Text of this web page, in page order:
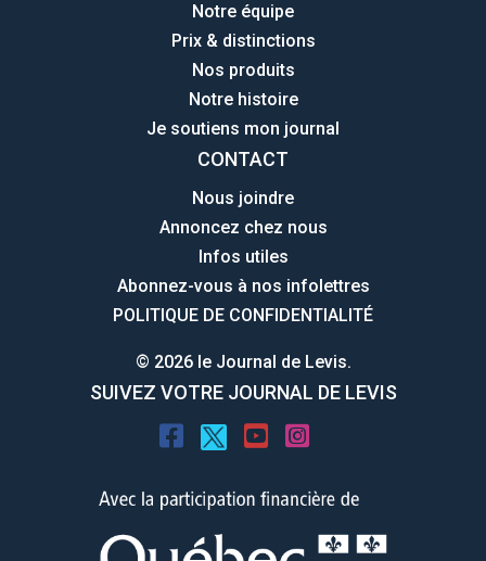
Notre équipe
Prix & distinctions
Nos produits
Notre histoire
Je soutiens mon journal
CONTACT
Nous joindre
Annoncez chez nous
Infos utiles
Abonnez-vous à nos infolettres
POLITIQUE DE CONFIDENTIALITÉ
© 2026 le Journal de Levis.
SUIVEZ VOTRE JOURNAL DE LEVIS